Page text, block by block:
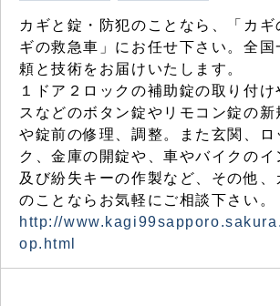
カギと錠・防犯のことなら、「カギ
ギの救急車」にお任せ下さい。全国
頼と技術をお届けいたします。
１ドア２ロックの補助錠の取り付け
スなどのボタン錠やリモコン錠の新
や錠前の修理、調整。また玄関、ロ
ク、金庫の開錠や、車やバイクのイ
及び紛失キーの作製など、その他、
のことならお気軽にご相談下さい。
http://
op.html